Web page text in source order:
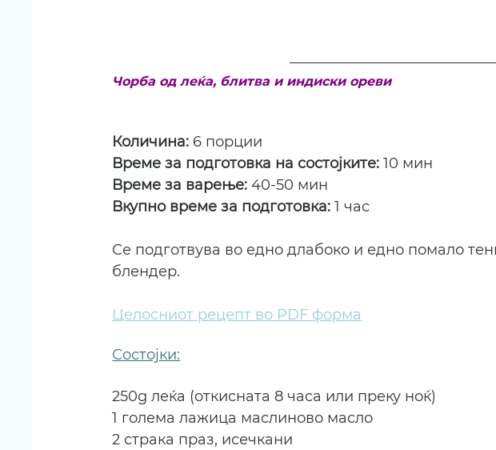
Чорба од леќа, блитва и индиски ореви
Количина: 6 порции
Време за подготовка на состојките: 10 мин
Време за варење: 40-50 мин
Вкупно време за подготовка: 1 час
Се подготвува во едно длабоко и едно помало
блендер.
Целосниот рецепт во PDF форма
Состојки:
250g леќа (откисната 8 часа или преку ноќ)
1 голема лажица маслиново масло
2 страка праз, исечкани